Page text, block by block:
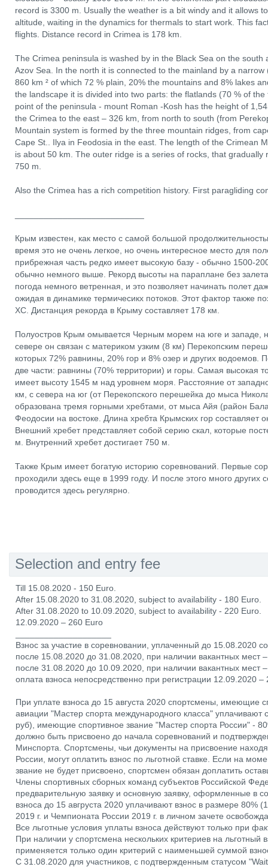
record is 3300 m. Usually the weather is a bit windy and it allows
altitude, waiting in the dynamics for thermals to start work. This
flights. Distance record in Crimea is 178 km.
The Crimea peninsula is washed by in the Black Sea on the
Azov Sea. In the north it is connected to the mainland by a
860 km ² of which 72 % plain, 20% the mountains and 8% lakes
the landscape it is divided into two parts: the flatlands (70 % of
point of the peninsula - mount Roman -Kosh has the height of
the Crimea to the east – 326 km, from north to south (from
Mountain system is formed by the three mountain ridges, from
Cape St.. Ilya in Feodosia in the east. The length of the Crimean
is about 50 km. The outer ridge is a series of rocks, that
750 m.
Also the Crimea has a rich competition history. First paragliding
Крым известен, как место с самой большой
время это не очень легкое, но очень интересное место для
прибрежная часть редко имеет высокую базу - обычно 1500-
обычно немного выше. Рекорд высоты на параплане без
погода немного ветренная, и это позволяет начинать полет
ожидая в динамике термичесикх потоков. Этот фактор также
XC. Дистанция рекорда в Крыму составляет 178 км.
Полуостров Крым омывается Черным морем на юге и западе,
севере он связан с материком узким (8 км) Перекопским
которых 72% равнины, 20% гор и 8% озер и других водоемов.
две части: равнины (70% территории) и горы. Самая высокая
имеет высоту 1545 м над уровнем моря. Расстояние от
км, с севера на юг (от Перекопского перешейка до мыса
образована тремя горными хребтами, от мыса Айя (район
Феодосии на востоке. Длина хребта Крымских гор составляет
Внешний хребет представляет собой серию скал, которые
м. Внутренний хребет достигает 750 м.
Также Крым имеет богатую историю соревнований. Первые
проходили здесь еще в 1999 году. И после этого много других
проводится здесь регулярно.
Selection and entry fee
Till 15.08.2020 - 150 Euro.
After 15.08.2020 to 31.08.2020, subject to availability - 180 Euro.
After 31.08.2020 to 10.09.2020, subject to availability - 220 Euro.
12.09.2020 – 260 Euro
Взнос за участие в соревновании, уплаченный до 15.08.2020
после 15.08.2020 до 31.08.2020, при наличии вакантных мест
после 31.08.2020 до 10.09.2020, при наличии вакантных мест
оплата взноса непосредственно при регистрации 12.09.2020 –
При уплате взноса до 15 августа 2020 спортсмены, имеющие
авиации "Мастер спорта международного класса" уплачивают
руб), имеющие спортивное звание "Мастер спорта России" -
должно быть присвоено до начала соревнований и
Минспорта. Спортсмены, чьи документы на присвоение
России, могут оплатить взнос по льготной ставке. Если на
звание не будет присвоено, спортсмен обязан доплатить
Члены спортивных сборных команд субъектов Российской
предварительную заявку и основную заявку, оформленные в
взноса до 15 авгруста 2020 уплачивают взнос в размере 80%
2019 г. и Чемпионата России 2019 г. в личном зачете
Все льготные условия уплаты взноса действуют только при
При наличии у спортсмена нескольких критериев на льготный
применяется только один критерий с наименьшей суммой
С 31.08.2020 для участников, с подтвержденным статусом